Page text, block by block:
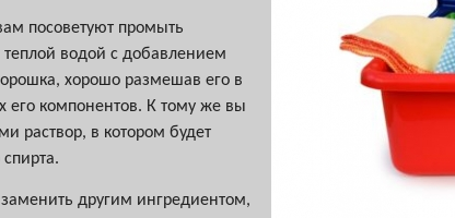
посоветуют промыть
водой с добавлением
хорошо размешав его в
его компонентов. К тому же вы
раствор, в котором будет
другим ингредиентом,